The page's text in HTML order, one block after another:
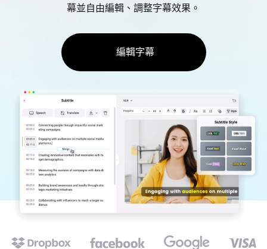
幕並自由編輯、調整字幕效果。
編輯字幕